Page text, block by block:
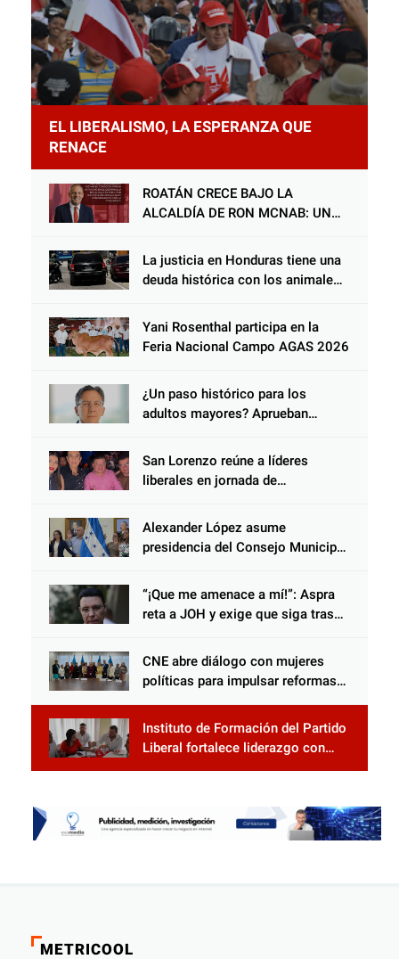
EL LIBERALISMO, LA ESPERANZA QUE
RENACE
ROATÁN CRECE BAJO LA
ALCALDÍA DE RON MCNAB: UN
COMUNIDAD Y DEL PARTIDO
LIBERAL
La justicia en Honduras tiene una
deuda histórica con los animales,
peso de la ley al responsable de
Choloma es consolidar un Estado
que protege al verdugo y
Yani Rosenthal participa en la
Feria Nacional Campo AGAS 2026
¿Un paso histórico para los
adultos mayores? Aprueban
Salomón Nazar para fortalecer su
protección en Honduras
San Lorenzo reúne a líderes
liberales en jornada de
Alexander López asume
presidencia del Consejo Municipal
Censo Nacional 2026
“¡Que me amenace a mí!”: Aspra
reta a JOH y exige que siga tras
CNE abre diálogo con mujeres
políticas para impulsar reformas
Instituto de Formación del Partido
Liberal fortalece liderazgo con
jornadas de capacitación
METRICOOL